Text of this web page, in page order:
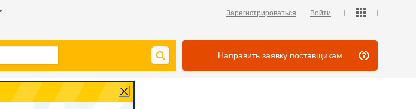
Зарегистрироваться Войти
Направить заявку поставщикам